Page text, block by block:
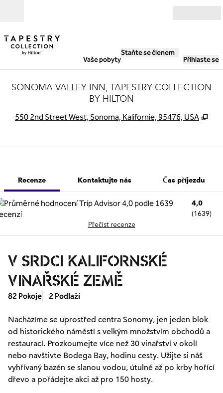
Vaše pobyty
Staňte se členem
Přihlaste se
SONOMA VALLEY INN, TAPESTRY COLLECTION
BY HILTON
550 2nd Street West, Sonoma, Kalifornie, 95476, USA ,
Recenze Kontaktujte nás Čas příjezdu
4,0
(1639)
Přečíst recenze
V SRDCI KALIFORNSKÉ
VINAŘSKÉ ZEMĚ
82 Pokoje 2 Podlaží
Nacházíme se uprostřed centra Sonomy, jen jeden blok
od historického náměstí s velkým množstvím obchodů a
restaurací. Prozkoumejte více než 30 vinařství v okolí
nebo navštivte Bodega Bay, hodinu cesty. Užijte si náš
vyhřívaný bazén se slanou vodou, útulné až po krby hořící
dřevo a pořádejte akci až pro 150 hosty.